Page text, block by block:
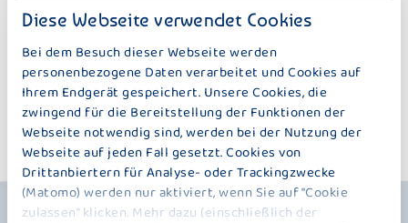
Diese Webseite verwendet Cookies
Bei dem Besuch dieser Webseite werden
personenbezogene Daten verarbeitet und Cookies auf
Ihrem Endgerät gespeichert. Unsere Cookies, die
zwingend für die Bereitstellung der Funktionen der
Webseite notwendig sind, werden bei der Nutzung der
Webseite auf jeden Fall gesetzt. Cookies von
Drittanbiertern für Analyse- oder Trackingzwecke
(Matomo) werden nur aktiviert, wenn Sie auf "Cookie
zulassen" klicken. Mehr dazu (einschließlich der
Der Blockunterricht an der Berufsschule in Starnberg rundet diese
Andrea Schuster stets unterstützen wird.
Bewirb dich bis zum 31. August ganz einfach online bei uns.
Bei Fragen wende dich bitte an die Personalabteilung.